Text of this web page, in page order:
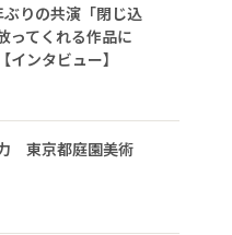
りの共演「閉じ込
ってくれる作品に
ンタビュー】
東京都庭園美術